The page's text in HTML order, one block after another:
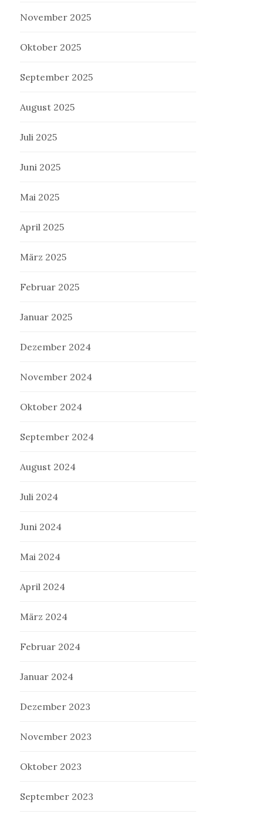
November 2025
Oktober 2025
September 2025
August 2025
Juli 2025
Juni 2025
Mai 2025
April 2025
März 2025
Februar 2025
Januar 2025
Dezember 2024
November 2024
Oktober 2024
September 2024
August 2024
Juli 2024
Juni 2024
Mai 2024
April 2024
März 2024
Februar 2024
Januar 2024
Dezember 2023
November 2023
Oktober 2023
September 2023